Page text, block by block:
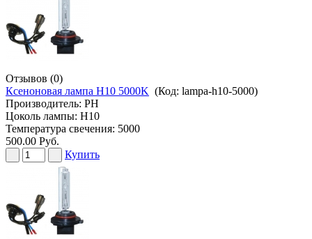
Отзывов (0)
Ксеноновая лампа H10 5000K (Код: lampa-h10-5000)
Производитель: PH
Цоколь лампы: H10
Температура свечения: 5000
500.00 Руб.
Купить